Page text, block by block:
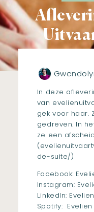
In deze
van
gek voor haar.
gedreven. In
ze een
(
de-suite/)
Facebook:
Instagram:
LinkedIn:
Spotify: